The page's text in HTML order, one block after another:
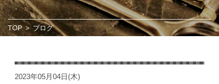
TOP > ブログ
2023年05月04日(木)